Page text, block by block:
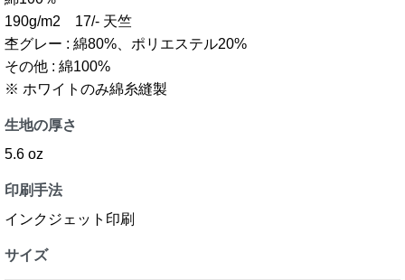
190g/m2 17/- 天竺
杢グレー : 綿80%、ポリエステル20%
その他 : 綿100%
※ ホワイトのみ綿糸縫製
生地の厚さ
5.6 oz
印刷手法
インクジェット印刷
サイズ